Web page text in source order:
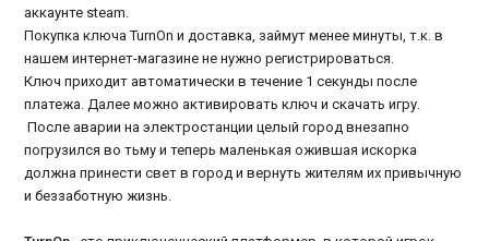
аккаунте steam.
Покупка ключа TurnOn и доставка, займут менее минуты, т.к. в
нашем интернет-магазине не нужно регистрироваться.
Ключ приходит автоматически в течение 1 секунды после
платежа. Далее можно активировать ключ и скачать игру.
После аварии на электростанции целый город внезапно
погрузился во тьму и теперь маленькая ожившая искорка
должна принести свет в город и вернуть жителям их привычную
и беззаботную жизнь.